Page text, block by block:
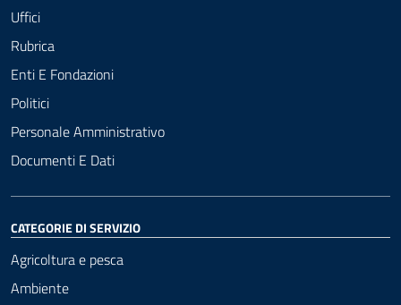
Uffici
Rubrica
Enti E Fondazioni
Politici
Personale Amministrativo
Documenti E Dati
CATEGORIE DI SERVIZIO
Agricoltura e pesca
Ambiente